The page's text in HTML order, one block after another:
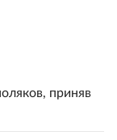
приняв